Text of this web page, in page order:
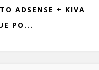
ADSENSE + KIVA
PO...